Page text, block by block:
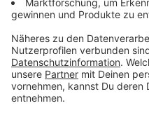
Anzeige
Bewerbungen bis
Anzeige